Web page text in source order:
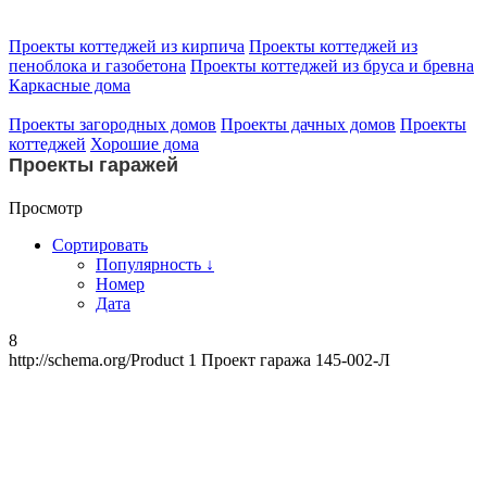
Проекты коттеджей из кирпича Проекты коттеджей из
пеноблока и газобетона Проекты коттеджей из бруса и бревна
Каркасные дома
Проекты загородных домов Проекты дачных домов Проекты
коттеджей Хорошие дома
Проекты гаражей
Просмотр
Сортировать
Популярность ↓
Номер
Дата
8
http://schema.org/Product 1 Проект гаража 145-002-Л